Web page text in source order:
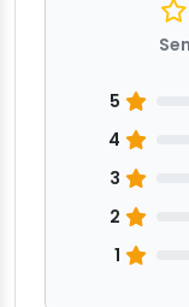
5
4
3
2
1